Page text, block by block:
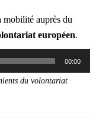
mobilité auprès du
européen.
00:00
du volontariat